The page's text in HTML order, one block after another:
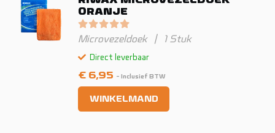
ORANJE
Gewaardeerd 0uit 5
Microvezeldoek | 1 Stuk
Direct leverbaar
€ 6,95 - Inclusief BTW
WINKELMAND